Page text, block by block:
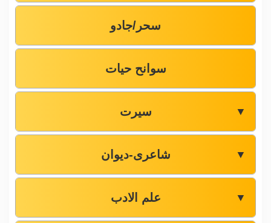
سحر/جادو
سوانح حیات
سیرت ▼
شاعری-دیوان ▼
علم الادب ▼